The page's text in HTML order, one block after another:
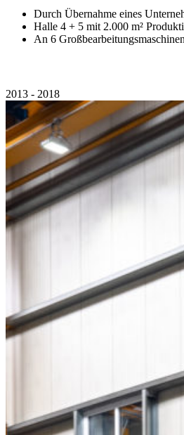
Durch Übernahme eines
Halle 4 + 5 mit 2.000 m²
An 6
2013 - 2018